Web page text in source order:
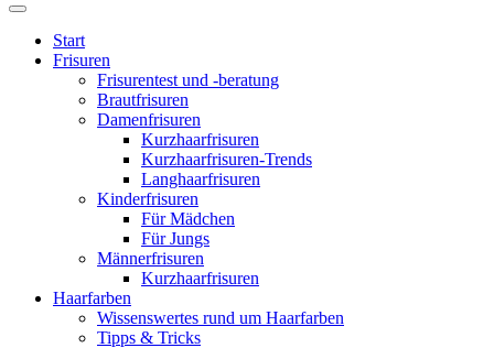
Start
Frisuren
Frisurentest und -beratung
Brautfrisuren
Damenfrisuren
Kurzhaarfrisuren
Kurzhaarfrisuren-Trends
Langhaarfrisuren
Kinderfrisuren
Für Mädchen
Für Jungs
Männerfrisuren
Kurzhaarfrisuren
Haarfarben
Wissenswertes rund um Haarfarben
Tipps & Tricks